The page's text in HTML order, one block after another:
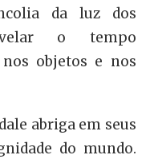
da luz dos
o tempo
objetos e nos
abriga em seus
do mundo.